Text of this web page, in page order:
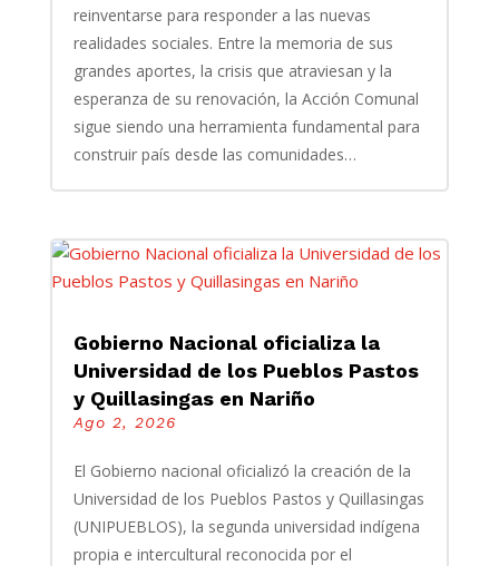
reinventarse para responder a las nuevas
realidades sociales. Entre la memoria de sus
grandes aportes, la crisis que atraviesan y la
esperanza de su renovación, la Acción Comunal
sigue siendo una herramienta fundamental para
construir país desde las comunidades…
Gobierno Nacional oficializa la
Universidad de los Pueblos Pastos
y Quillasingas en Nariño
Ago 2, 2026
El Gobierno nacional oficializó la creación de la
Universidad de los Pueblos Pastos y Quillasingas
(UNIPUEBLOS), la segunda universidad indígena
propia e intercultural reconocida por el